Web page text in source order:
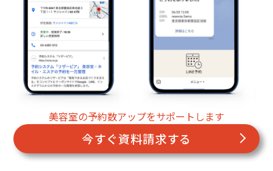
美容室の予約数アップをサポートします
今すぐ資料請求する